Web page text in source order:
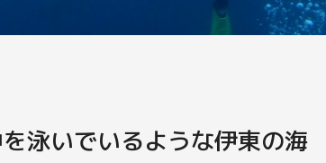
泳いでいるような伊東の海